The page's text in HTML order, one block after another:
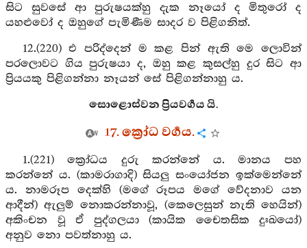
සිට සුවසේ ආ පුරුෂයක්හු දැක නෑයෝ ද මිතුරෝ ද
යහළුවෝ ද ඔහුගේ පැමිණීම සාදර ව පිළිගනිත්.
12.(220) එ පරිද්දෙන් ම කළ පින් ඇති මෙ ලොවින්
පරලොවට ගිය පුරුෂයා ද, ඔහු කළ කුසල්හු දුර සිට ආ
ප්‍රියයකු පිළිගන්නා නෑයන් සේ පිළිගන්නාහු ය.
සොළොස්වන ප්‍රියවර්‍ගය යි.
17. ක්‍රෝධ වර්‍ගය.
1.(221) ක්‍රෝධය දුරු කරන්නේ ය. මානය පහ
කරන්නේ ය. (කාමරාගාදි) සියලු සංයෝජන ඉක්මෙන්නේ
ය. නාමරූප දෙක්හි (මගේ රූපය මගේ වේදනාව යන
ආදීන්) ඇලුම් නොකරන්නාවූ, (කෙලෙසුන් නැති හෙයින්)
අකිංචන වූ ඒ පුද්ගලයා (කායික චෛතසික දුඃඛයෝ)
අනුව නො පවත්නාහු ය.